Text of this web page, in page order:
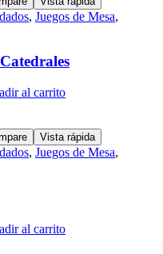
, Juegos de Mesa,
al carrito
Vista rápida
, Juegos de Mesa,
al carrito